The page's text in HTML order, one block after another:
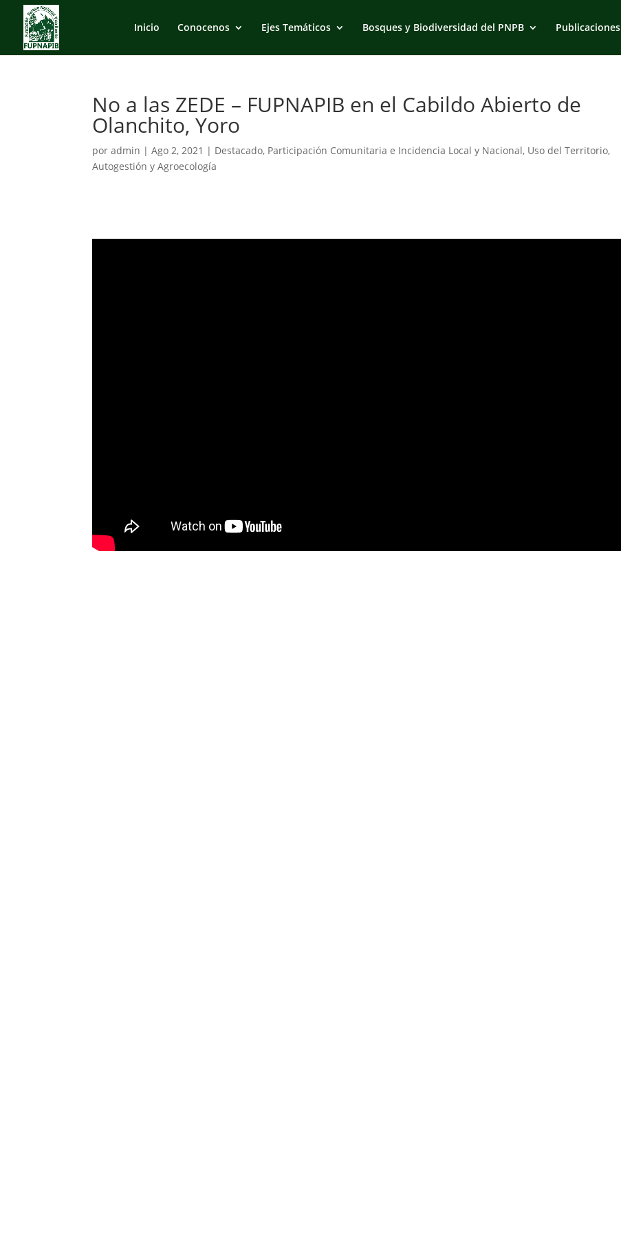
Inicio Conocenos Ejes Temáticos Bosques y Biodiversidad del PNPB Publicaciones
No a las ZEDE – FUPNAPIB en el Cabildo Abierto de
Olanchito, Yoro
poradmin |Ago 2, 2021 | Destacado, Participación Comunitaria e Incidencia Local y Nacional, Uso del Territorio,
Autogestión y Agroecología